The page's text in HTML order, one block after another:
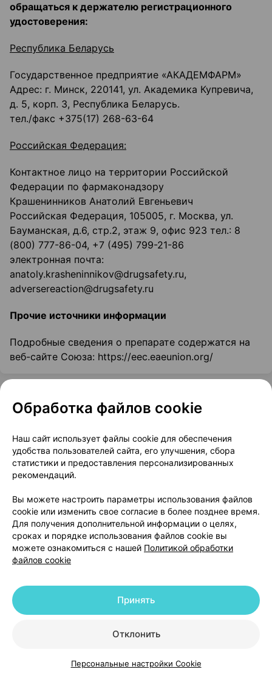
КаталогКорзинаИзбранноеПрофиль
обращаться к держателю регистрационного
удостоверения:
Республика Беларусь
Государственное предприятие «АКАДЕМФАРМ»
Адрес: г. Минск, 220141, ул. Академика Купревича,
д. 5, корп. 3, Республика Беларусь.
тел./факс +375(17) 268-63-64
Российская Федерация:
Контактное лицо на территории Российской
Федерации по фармаконадзору
Крашенинников Анатолий Евгеньевич
Российская Федерация, 105005, г. Москва, ул.
Бауманская, д.6, стр.2, этаж 9, офис 923 тел.: 8
(800) 777-86-04, +7 (495) 799-21-86
электронная почта:
anatoly.krasheninnikov@drugsafety.ru,
adversereaction@drugsafety.ru
Прочие источники информации
Подробные сведения о препарате содержатся на
веб-сайте Союза: https://eec.eaeunion.org/
Цены в аптеках Минск
Пентоксилонг, таблетки, 400 мг×20
пролонгированного действия покрытые
оболочкой, Академфарм, Беларусь
• без рецепта
17,22 — 23,69 р.
Где купить В корзину
Аналоги
пролонгированного действия покрытые
Обработка файлов cookie
Наш сайт использует файлы cookie для обеспечения
удобства пользователей сайта, его улучшения, сбора
статистики и предоставления персонализированных
рекомендаций.
Вы можете настроить параметры использования файлов
cookie или изменить свое согласие в более позднее время.
Для получения дополнительной информации о целях,
сроках и порядке использования файлов cookie вы
можете ознакомиться с нашей Политикой обработки
файлов cookie
Отклонить
Принять
Персональные настройки Cookie